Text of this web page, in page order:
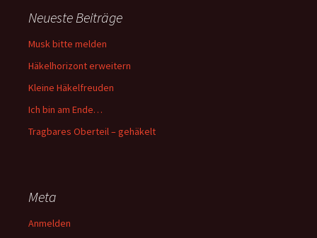
Neueste Beiträge
Musk bitte melden
Häkelhorizont erweitern
Kleine Häkelfreuden
Ich bin am Ende…
Tragbares Oberteil – gehäkelt
Meta
Anmelden